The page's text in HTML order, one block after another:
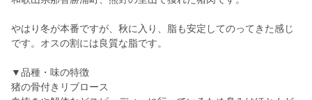
やはり冬が本番ですが、秋に入り、脂も安定してのってきた感じ
です。オスの割には良質な脂です。
▼品種・味の特徴
猪の骨付きリブロース